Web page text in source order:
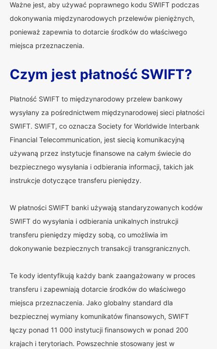
Ważne jest, aby używać poprawnego kodu SWIFT podczas
dokonywania międzynarodowych przelewów pieniężnych,
ponieważ zapewnia to dotarcie środków do właściwego
miejsca przeznaczenia.
Czym jest płatność SWIFT?
Płatność SWIFT to międzynarodowy przelew bankowy
wysyłany za pośrednictwem międzynarodowej sieci płatności
SWIFT. SWIFT, co oznacza Society for Worldwide Interbank
Financial Telecommunication, jest siecią komunikacyjną
używaną przez instytucje finansowe na całym świecie do
bezpiecznego wysyłania i odbierania informacji, takich jak
instrukcje dotyczące transferu pieniędzy.
W płatności SWIFT banki używają standaryzowanych kodów
SWIFT do wysyłania i odbierania unikalnych instrukcji
transferu pieniędzy między sobą, co umożliwia im
dokonywanie bezpiecznych transakcji transgranicznych.
Te kody identyfikują każdy bank zaangażowany w proces
transferu i zapewniają dotarcie środków do właściwego
miejsca przeznaczenia. Jako globalny standard dla
bezpiecznej wymiany komunikatów finansowych, SWIFT
łączy ponad 11 000 instytucji finansowych w ponad 200
krajach i terytoriach. Powszechnie stosowany jest w